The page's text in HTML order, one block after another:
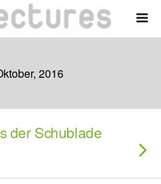
2016
der Schublade